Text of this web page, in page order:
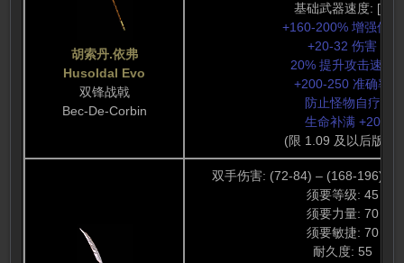
胡索丹.依弗
Husoldal Evo
双锋战戟
Bec-De-Corbin
基础武器速度: [0]
+160-200% 增强伤害
+20-32 伤害
20% 提升攻击速度
+200-250 准确率
防止怪物自疗
生命补满 +20
(限 1.09 及以后版本)
双手伤害: (72-84) – (168-196)
须要等级: 45
须要力量: 70
须要敏捷: 70
耐久度: 55